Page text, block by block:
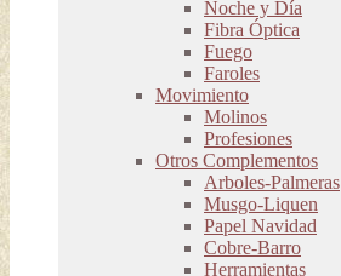
Noche y Día
Fibra Óptica
Fuego
Faroles
Movimiento
Molinos
Profesiones
Otros Complementos
Arboles-Palmeras
Musgo-Liquen
Papel Navidad
Cobre-Barro
Herramientas